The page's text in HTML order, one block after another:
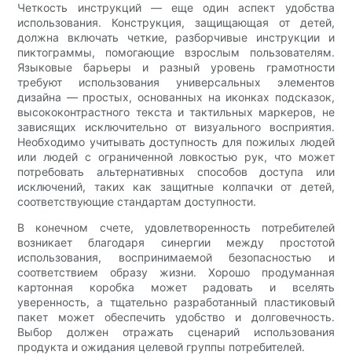
Четкость инструкций — еще один аспект удобства
использования. Конструкция, защищающая от детей,
должна включать четкие, разборчивые инструкции и
пиктограммы, помогающие взрослым пользователям.
Языковые барьеры и разный уровень грамотности
требуют использования универсальных элементов
дизайна — простых, основанных на иконках подсказок,
высококонтрастного текста и тактильных маркеров, не
зависящих исключительно от визуального восприятия.
Необходимо учитывать доступность для пожилых людей
или людей с ограниченной ловкостью рук, что может
потребовать альтернативных способов доступа или
исключений, таких как защитные колпачки от детей,
соответствующие стандартам доступности.
В конечном счете, удовлетворенность потребителей
возникает благодаря синергии между простотой
использования, воспринимаемой безопасностью и
соответствием образу жизни. Хорошо продуманная
картонная коробка может радовать и вселять
уверенность, а тщательно разработанный пластиковый
пакет может обеспечить удобство и долговечность.
Выбор должен отражать сценарий использования
продукта и ожидания целевой группы потребителей.